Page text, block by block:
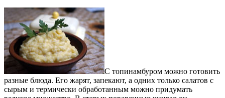
С топинамбуром можно готовить
разные блюда. Его жарят, запекают, а одних только салатов с
сырым и термически обработанным можно придумать